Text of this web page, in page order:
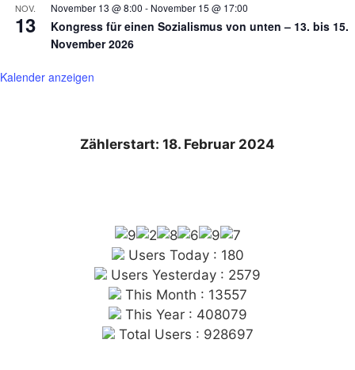
NOV.
13
November 13 @ 8:00 - November 15 @ 17:00
Kongress für einen Sozialismus von unten – 13. bis 15.
November 2026
Kalender anzeigen
Zählerstart: 18. Februar 2024
Users Today : 180
Users Yesterday : 2579
This Month : 13557
This Year : 408079
Total Users : 928697